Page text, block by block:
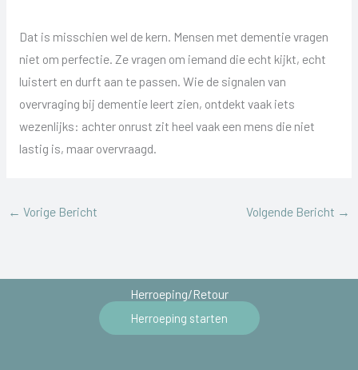
Dat is misschien wel de kern. Mensen met dementie vragen
niet om perfectie. Ze vragen om iemand die echt kijkt, echt
luistert en durft aan te passen. Wie de signalen van
overvraging bij dementie leert zien, ontdekt vaak iets
wezenlijks: achter onrust zit heel vaak een mens die niet
lastig is, maar overvraagd.
← Vorige Bericht Volgende Bericht →
Herroeping/Retour
Herroeping starten